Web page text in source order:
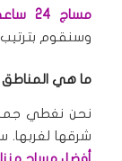
مساج 24 ساعة بالرياض
وسنقوم
ما هي المناطق
نحن نغطي
شرقها لغربها.